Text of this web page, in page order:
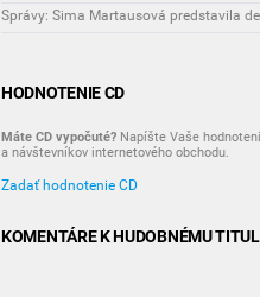
Správy: Sima Martausová predstavila
HODNOTENIE CD
Máte CD vypočuté? Napíšte Vaše
a návštevníkov internetového obchodu.
Zadať hodnotenie CD
KOMENTÁRE K HUDOBNÉMU